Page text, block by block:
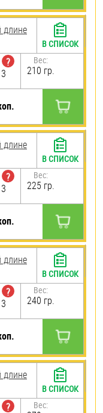
длине
?
3
Вес:
210 гр.
В СПИСОК
длине
?
3
Вес:
225 гр.
В СПИСОК
длине
?
3
Вес:
240 гр.
В СПИСОК
длине
?
Вес:
В СПИСОК